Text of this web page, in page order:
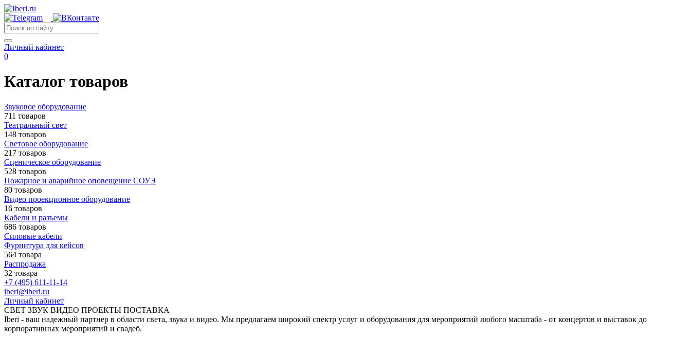
Личный кабинет
0
Каталог товаров
Звуковое оборудование
711 товаров
Театральный свет
148 товаров
Световое оборудование
217 товаров
Сценическое оборудование
528 товаров
Пожарное и аварийное оповещение СОУЭ
80 товаров
Видео проекционное оборудование
16 товаров
Кабели и разъемы
686 товаров
Силовые кабели
Фурнитура для кейсов
564 товара
Распродажа
32 товара
+7 (495) 611-11-14
iberi@iberi.ru
Личный кабинет
СВЕТ ЗВУК ВИДЕО ПРОЕКТЫ ПОСТАВКА
Iberi - ваш надежный партнер в области света, звука и видео. Мы предлагаем широкий спектр услуг и оборудования для мероприятий любого масштаба - от концертов и выставок до
корпоративных мероприятий и свадеб.